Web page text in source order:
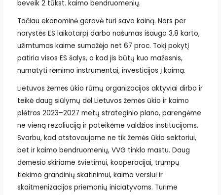
beveik 2 tūkst. kaimo bendruomenių.
Tačiau ekonominė gerovė turi savo kainą. Nors per
narystės ES laikotarpį darbo našumas išaugo 3,8 karto,
užimtumas kaime sumažėjo net 67 proc. Tokį pokytį
patiria visos ES šalys, o kad jis būtų kuo mažesnis,
numatyti rėmimo instrumentai, investicijos į kaimą.
Lietuvos žemės ūkio rūmų organizacijos aktyviai dirbo ir
teikė daug siūlymų dėl Lietuvos žemės ūkio ir kaimo
plėtros 2023–2027 metų strateginio plano, parengėme
ne vieną rezoliuciją ir pateikėme valdžios institucijoms.
Svarbu, kad atstovaujame ne tik žemės ūkio sektoriui,
bet ir kaimo bendruomenių, VVG tinklo mastu. Daug
dėmesio skiriame švietimui, kooperacijai, trumpų
tiekimo grandinių skatinimui, kaimo verslui ir
skaitmenizacijos priemonių iniciatyvoms. Turime